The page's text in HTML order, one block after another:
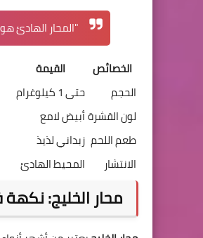
"المحار الهادئ
الخصائص
القيمة
الحجم
حتى 1 كيلوغرام
لون القشرةأبيض لامع
طعم اللحم زبداني لذيذ
الانتشار
المحيط الهادئ
محار الخليج: